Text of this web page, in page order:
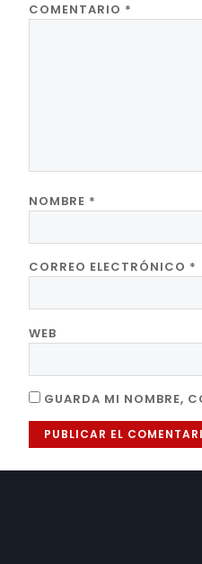
COMENTARIO *
NOMBRE *
CORREO ELECTRÓNICO *
WEB
GUARDA MI NOMBRE,